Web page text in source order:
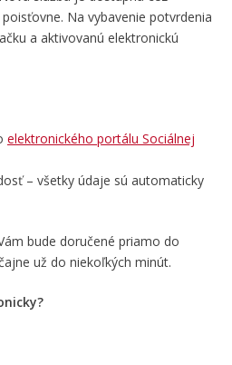
Na vybavenie potvrdenia
a aktivovanú elektronickú
elektronického portálu Sociálnej
– všetky údaje sú automaticky
bude doručené priamo do
už do niekoľkých minút.